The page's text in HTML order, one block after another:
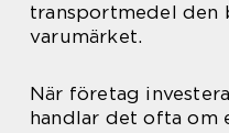
transportmedel
varumärket.
När företag
handlar det ofta om